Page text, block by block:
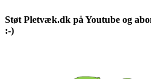
Støt Pletvæk.dk på Youtube og
:-)